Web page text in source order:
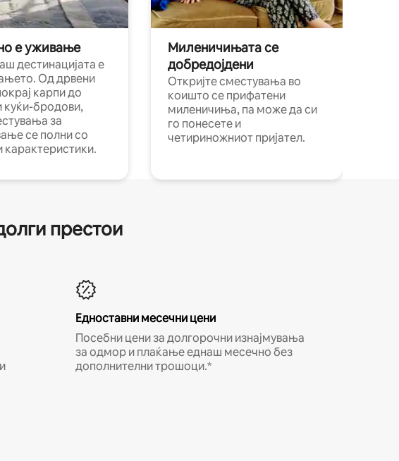
е уживање
дестинацијата е
Од дрвени
карпи до
куќи-бродови,
за
се полни со
карактеристики.
Миленичињата се
добредојдени
Откријте сместувања во
коишто се прифатени
миленичиња, па може да си
го понесете и
четириножниот пријател.
престои
Едноставни месечни цени
Посебни цени за долгорочни изнајмувања
за одмор и плаќање еднаш месечно без
дополнителни трошоци.*